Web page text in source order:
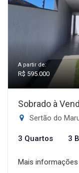
A partir de:
R$ 595.000
Sobrado à
Sertão do
3 Quartos 3
Mais informações